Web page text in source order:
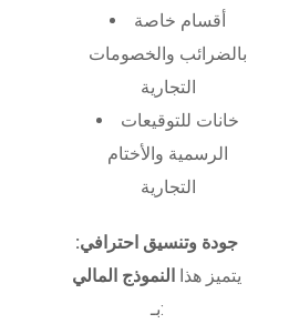
أقسام خاصة
بالضرائب والخصومات
التجارية
خانات للتوقيعات
الرسمية والأختام
التجارية
جودة وتنسيق احترافي:
يتميز هذا
النموذج المالي
بـ: